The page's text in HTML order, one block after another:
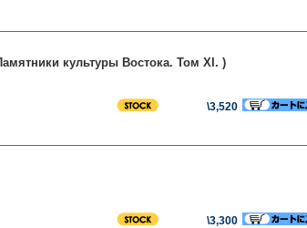
культуры Востока. Том XI. )
\3,520
\3,300